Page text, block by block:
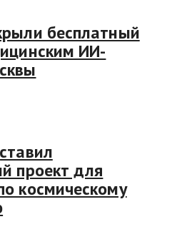
бесплатный
ИИ-
проект для
космическому